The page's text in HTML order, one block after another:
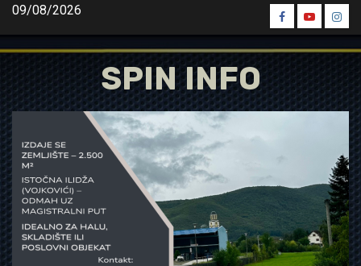
Skip
content
09/08/2026
Spin
Facebook
Spin
Youtube
Spin
SPIN INFO